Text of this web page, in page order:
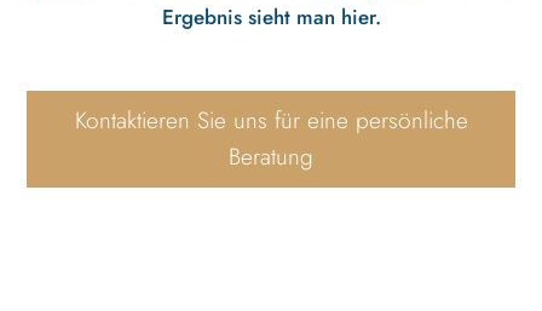
Ergebnis sieht man hier.
Kontaktieren Sie uns für eine persönliche
Beratung